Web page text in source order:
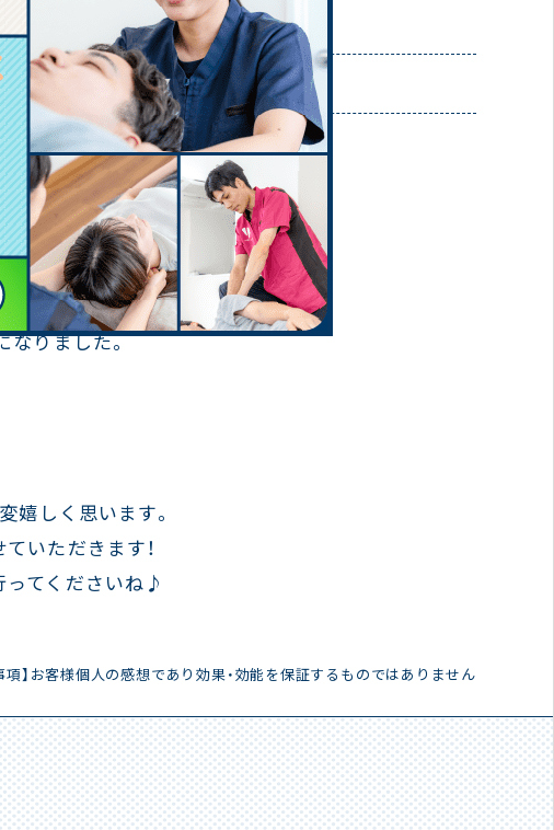
症状 : 肩の痛み
: 太秦院
なりました。
嬉しく思います。
いただきます！
ってくださいね♪
項】お客様個人の感想であり効果・効能を保証するものではありません